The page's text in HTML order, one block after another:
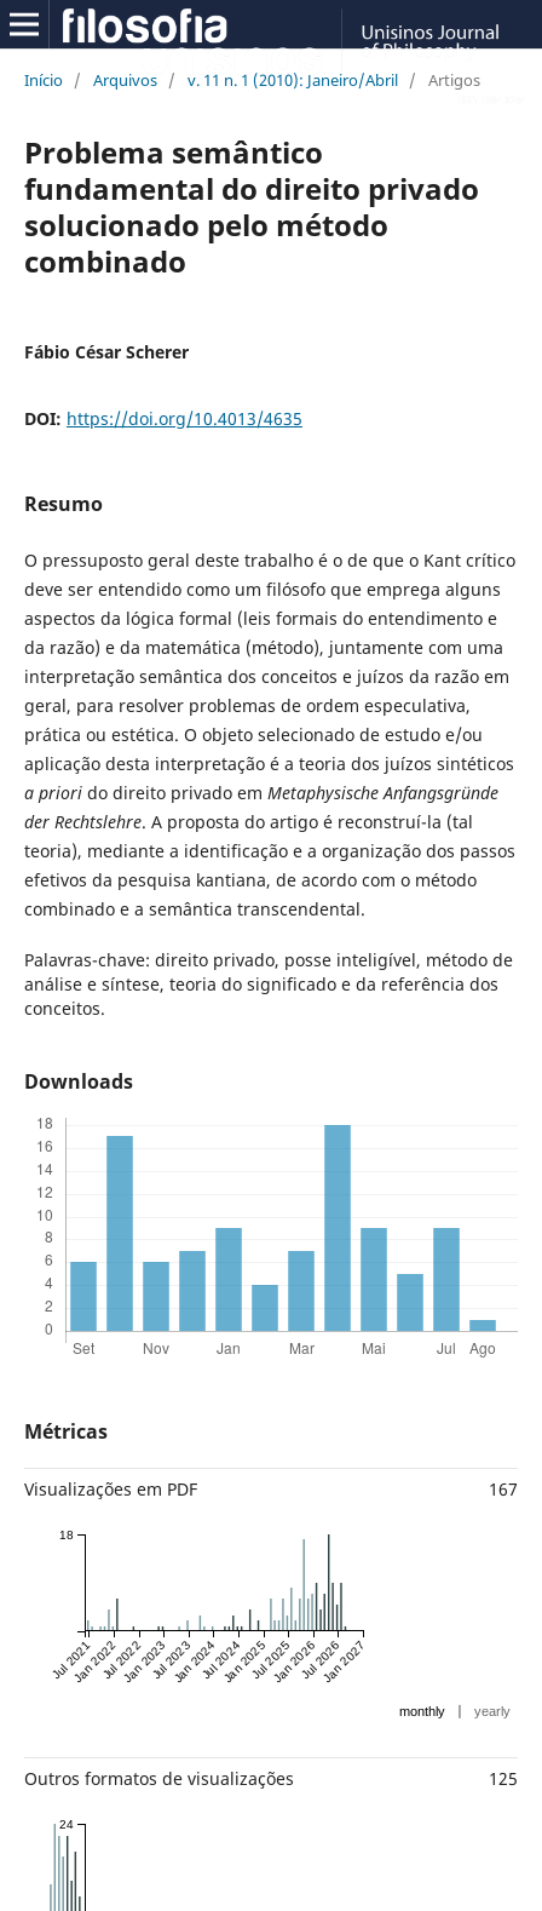
Início / Arquivos / v. 11 n. 1 (2010): Janeiro/Abril / Artigos
Problema semântico
fundamental do direito privado
solucionado pelo método
combinado
Fábio César Scherer
DOI: https://doi.org/10.4013/4635
Resumo
O pressuposto geral deste trabalho é o de que o Kant crítico
deve ser entendido como um filósofo que emprega alguns
aspectos da lógica formal (leis formais do entendimento e
da razão) e da matemática (método), juntamente com uma
interpretação semântica dos conceitos e juízos da razão em
geral, para resolver problemas de ordem especulativa,
prática ou estética. O objeto selecionado de estudo e/ou
aplicação desta interpretação é a teoria dos juízos sintéticos
a priori do direito privado em Metaphysische Anfangsgründe
der Rechtslehre. A proposta do artigo é reconstruí-la (tal
teoria), mediante a identificação e a organização dos passos
efetivos da pesquisa kantiana, de acordo com o método
combinado e a semântica transcendental.
Palavras-chave: direito privado, posse inteligível, método de
análise e síntese, teoria do significado e da referência dos
conceitos.
Downloads
Métricas
Visualizações em PDF 167
Jul 2021Jan 2022Jul 2022Jan 2023Jul 2023Jan 2024Jul 2024Jan 2025Jul 2025Jan 2026Jul 2026Jan 2027
18
monthly | yearly
Outros formatos de visualizações 125
24